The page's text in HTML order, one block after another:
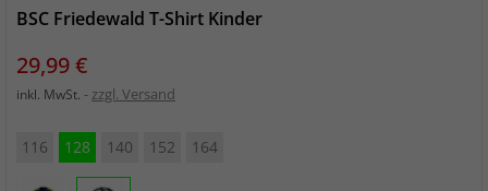
BSC Friedewald T-Shirt Kinder
Preis
29,99 €
inkl. MwSt. zzgl. Versand
116 128 140 152 164